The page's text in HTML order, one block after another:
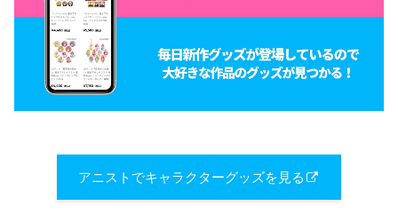
アニストでキャラクターグッズを見る